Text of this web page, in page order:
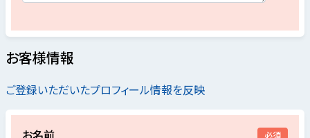
お客様情報
ご登録いただいたプロフィール情報を反映
お名前 必須